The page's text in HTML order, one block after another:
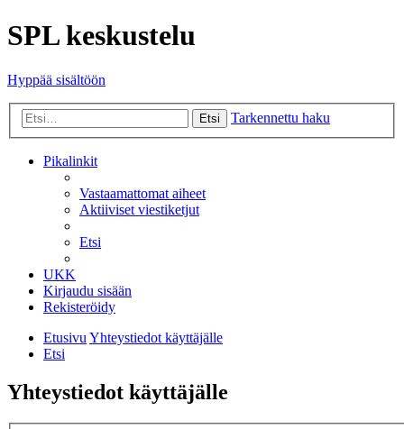
SPL keskustelu
Hyppää sisältöön
Etsi Tarkennettu haku
Pikalinkit
Vastaamattomat aiheet
Aktiiviset viestiketjut
Etsi
UKK
Kirjaudu sisään
Rekisteröidy
EtusivuYhteystiedot käyttäjälle
Etsi
Yhteystiedot käyttäjälle